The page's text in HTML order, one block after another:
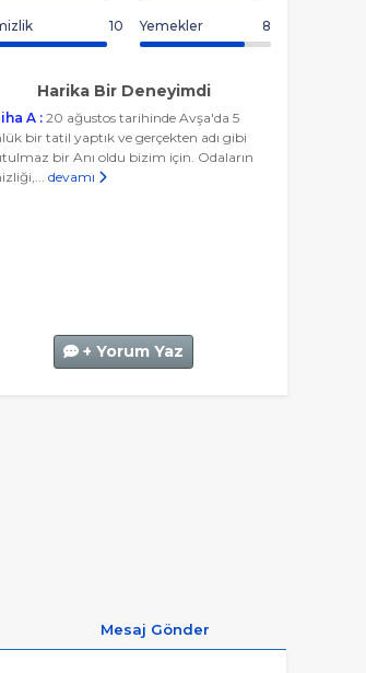
10 Yemekler 8
Harika Bir Deneyimdi
A :20 ağustos tarihinde Avşa'da 5
bir tatil yaptık ve gerçekten adı gibi
bir Anı oldu bizim için. Odaların
devamı
+ Yorum Yaz
Mesaj Gönder